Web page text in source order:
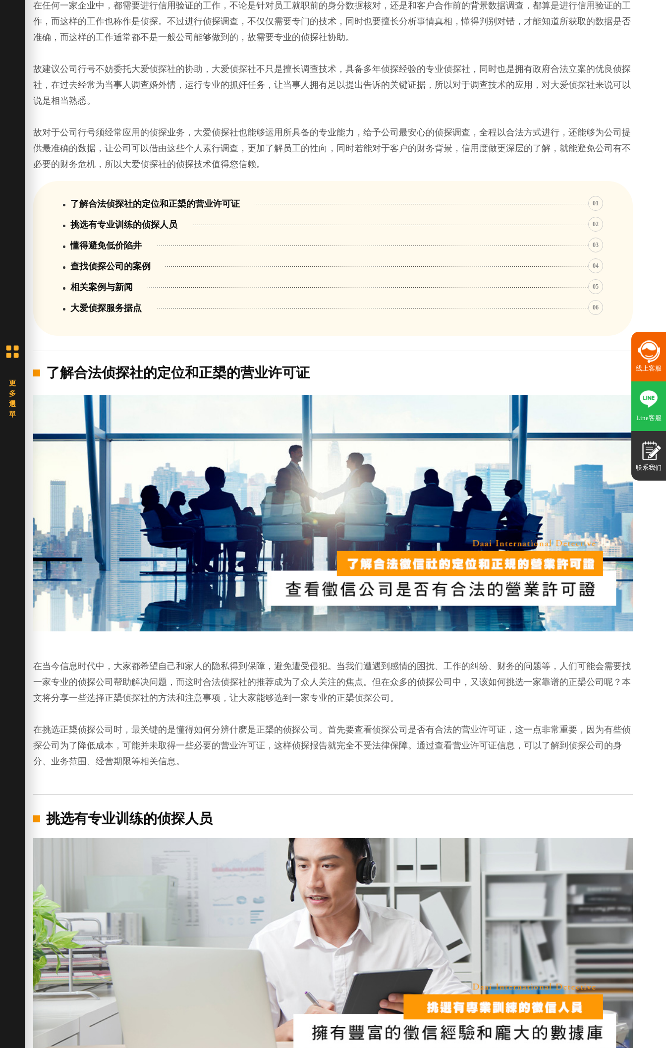
在任何一家企业中，都需要进行信用验证的工作，不论是针对员工就职前的身分数据核对，还是和客户合作前的背景数据调查，都算是进行信用验证的工
作，而这样的工作也称作是侦探。不过进行侦探调查，不仅仅需要专门的技术，同时也要擅长分析事情真相，懂得判别对错，才能知道所获取的数据是否
准确，而这样的工作通常都不是一般公司能够做到的，故需要专业的侦探社协助。
故建议公司行号不妨委托大爱侦探社的协助，大爱侦探社不只是擅长调查技术，具备多年侦探经验的专业侦探社，同时也是拥有政府合法立案的优良侦探
社，在过去经常为当事人调查婚外情，运行专业的抓奸任务，让当事人拥有足以提出告诉的关键证据，所以对于调查技术的应用，对大爱侦探社来说可以
说是相当熟悉。
故对于公司行号须经常应用的侦探业务，大爱侦探社也能够运用所具备的专业能力，给予公司最安心的侦探调查，全程以合法方式进行，还能够为公司提
供最准确的数据，让公司可以借由这些个人素行调查，更加了解员工的性向，同时若能对于客户的财务背景，信用度做更深层的了解，就能避免公司有不
必要的财务危机，所以大爱侦探社的侦探技术值得您信赖。
了解合法侦探社的定位和正槼的营业许可证 01
挑选有专业训练的侦探人员 02
懂得避免低价陷井 03
查找侦探公司的案例 04
相关案例与新闻 05
大爱侦探服务据点 06
了解合法侦探社的定位和正槼的营业许可证
在当今信息时代中，大家都希望自己和家人的隐私得到保障，避免遭受侵犯。当我们遭遇到感情的困扰、工作的纠纷、财务的问题等，人们可能会需要找
一家专业的侦探公司帮助解决问题，而这时合法侦探社的推荐成为了众人关注的焦点。但在众多的侦探公司中，又该如何挑选一家靠谱的正槼公司呢？本
文将分享一些选择正槼侦探社的方法和注意事项，让大家能够选到一家专业的正槼侦探公司。
在挑选正槼侦探公司时，最关键的是懂得如何分辨什麽是正槼的侦探公司。首先要查看侦探公司是否有合法的营业许可证，这一点非常重要，因为有些侦
探公司为了降低成本，可能并未取得一些必要的营业许可证，这样侦探报告就完全不受法律保障。通过查看营业许可证信息，可以了解到侦探公司的身
分、业务范围、经营期限等相关信息。
挑选有专业训练的侦探人员
线上客服
Line客服
联系我们